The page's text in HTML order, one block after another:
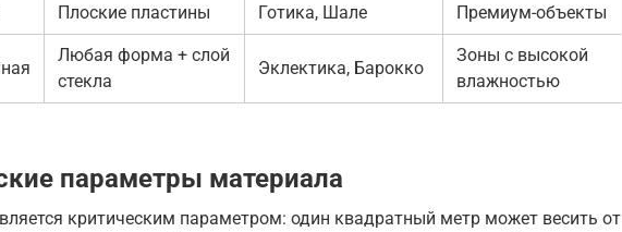
Плоские пластины Готика, Шале Премиум-объекты
Любая форма + слой
стекла
Эклектика, Барокко
Зоны с высокой
влажностью
параметры материала
критическим параметром: один квадратный метр может весить от